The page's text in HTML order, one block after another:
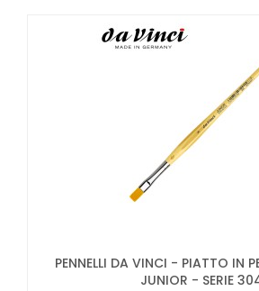
PENNELLI DA VINCI - PIATTO IN
JUNIOR - SERIE